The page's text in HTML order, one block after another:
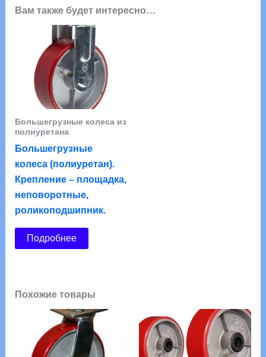
Вам также будет интересно…
Большегрузные колеса из
полиуретана
Большегрузные
колеса (полиуретан).
Крепление – площадка,
неповоротные,
роликоподшипник.
Подробнее
Похожие товары